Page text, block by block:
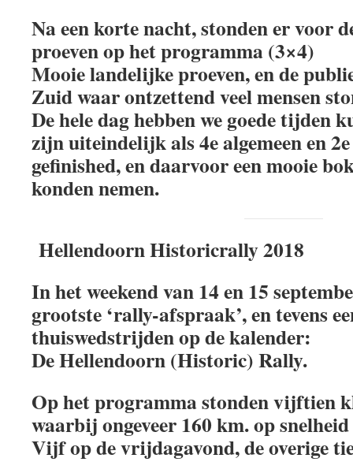
Na een korte nacht, stonden er voor
proeven op het programma (3×4)
Mooie landelijke proeven, en de
Zuid waar ontzettend veel mensen
De hele dag hebben we goede tijden
zijn uiteindelijk als 4e algemeen en
gefinished, en daarvoor een mooie
konden nemen.
Hellendoorn Historicrally 2018
In het weekend van 14 en 15
grootste ‘rally-afspraak’, en tevens
thuiswedstrijden op de kalender:
De Hellendoorn (Historic) Rally.
Op het programma stonden vijftien
waarbij ongeveer 160 km. op
Vijf op de vrijdagavond, de overige